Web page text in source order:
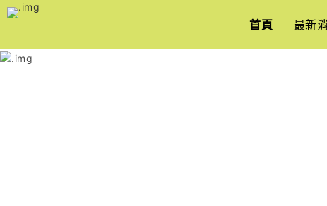
跳
到
要
內
首頁 最新